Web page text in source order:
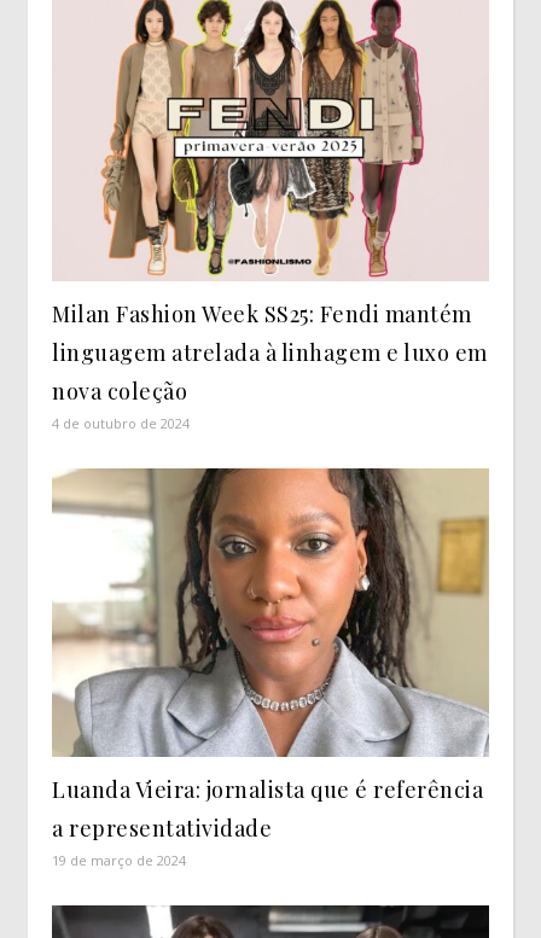
Milan Fashion Week SS25: Fendi mantém
linguagem atrelada à linhagem e luxo em
nova coleção
4 de outubro de 2024
Luanda Vieira: jornalista que é referência
a representatividade
19 de março de 2024